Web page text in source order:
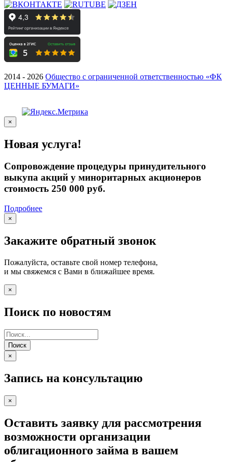
2014 - 2026 Общество с ограниченной ответственностью «ФК
ЦЕННЫЕ БУМАГИ»
×
Новая услуга!
Сопровождение процедуры принудительного
выкупа акций у миноритарных акционеров
стоимость 250 000 руб.
Подробнее
×
Закажите обратный звонок
Пожалуйста, оставьте свой номер телефона,
и мы свяжемся с Вами в ближайшее время.
×
Поиск по новостям
Поиск
×
Запись на консультацию
×
Оставить заявку для рассмотрения
возможности организации
облигационного займа в вашем